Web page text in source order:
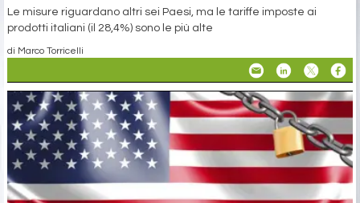
Le misure riguardano altri sei Paesi, ma le tariffe imposte ai
prodotti italiani (il 28,4%) sono le più alte
di Marco Torricelli